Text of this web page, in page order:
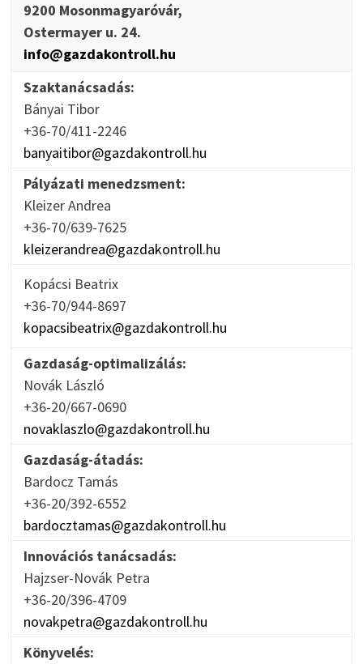
9200 Mosonmagyaróvár,
Ostermayer u. 24.
info@gazdakontroll.hu
Szaktanácsadás:
Bányai Tibor
+36-70/411-2246
banyaitibor@gazdakontroll.hu
Pályázati menedzsment:
Kleizer Andrea
+36-70/639-7625
kleizerandrea@gazdakontroll.hu
Kopácsi Beatrix
+36-70/944-8697
kopacsibeatrix@gazdakontroll.hu
Gazdaság-optimalizálás:
Novák László
+36-20/667-0690
novaklaszlo@gazdakontroll.hu
Gazdaság-átadás:
Bardocz Tamás
+36-20/392-6552
bardocztamas@gazdakontroll.hu
Innovációs tanácsadás:
Hajzser-Novák Petra
+36-20/396-4709
novakpetra@gazdakontroll.hu
Könyvelés: